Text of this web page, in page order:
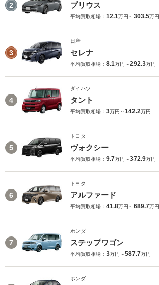
2 プリウス
平均買取相場： 12.1万円～303.5万円
3
日産
セレナ
平均買取相場： 8.1万円～292.3万円
4
ダイハツ
タント
平均買取相場： 3万円～142.2万円
5
トヨタ
ヴォクシー
平均買取相場： 9.7万円～372.9万円
6
トヨタ
アルファード
平均買取相場： 41.8万円～689.7万円
7
ホンダ
ステップワゴン
平均買取相場： 3万円～587.7万円
ホンダ